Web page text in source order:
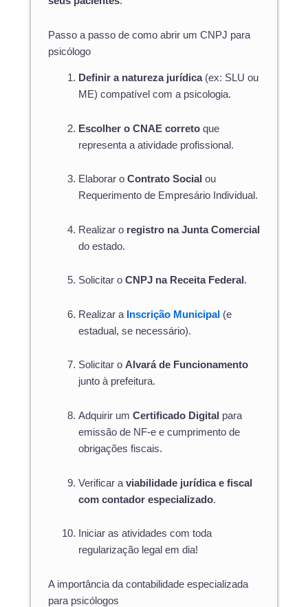
Passo a passo de como abrir um CNPJ para
psicólogo
Definir a natureza jurídica(ex: SLU ou
ME) compatível com a psicologia.
Escolher o CNAE corretoque
representa a atividade profissional.
Elaborar o Contrato Social ou
Requerimento de Empresário Individual.
Realizar o registro na Junta Comercial
do estado.
Solicitar o CNPJ na Receita Federal .
Realizar a Inscrição Municipal (e
estadual, se necessário).
Solicitar o Alvará de Funcionamento
junto à prefeitura.
Adquirir um Certificado Digital para
emissão de NF-e e cumprimento de
obrigações fiscais.
Verificar a viabilidade jurídica e fiscal
com contador especializado.
Iniciar as atividades com toda
regularização legal em dia!
A importância da contabilidade especializada
para psicólogos